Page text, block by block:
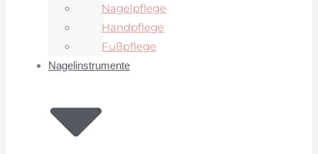
Nagelpflege
Handpflege
Fußpflege
Nagelinstrumente